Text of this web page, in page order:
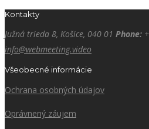
Kontakty
Južná trieda 8, Košice, 040 01 Phone:
info@webmeeting.video
Všeobecné informácie
Ochrana osobných údajov
Oprávnený záujem